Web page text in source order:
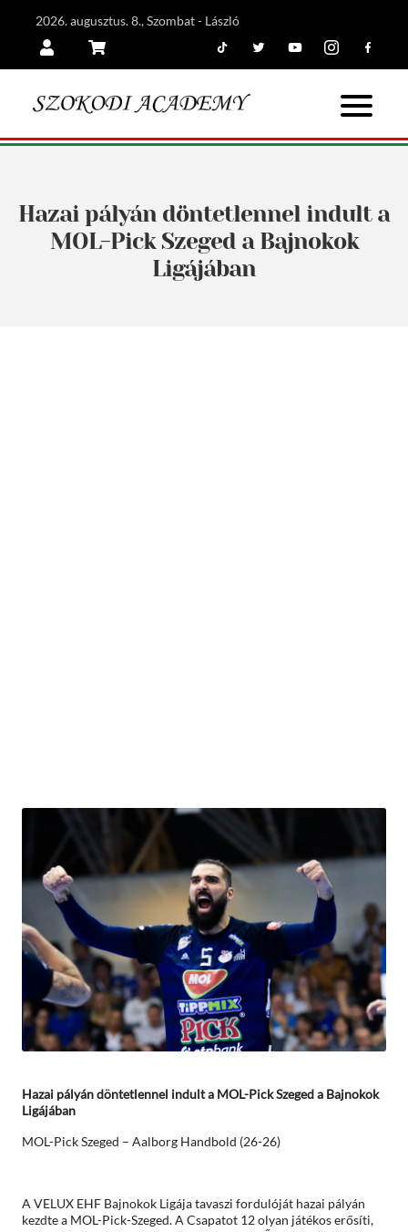
2026. augusztus. 8., Szombat - László
Hazai pályán döntetlennel indult a
MOL-Pick Szeged a Bajnokok
Ligájában
Hazai pályán döntetlennel indult a MOL-Pick Szeged a Bajnokok
Ligájában
MOL-Pick Szeged – Aalborg Handbold (26-26)
A VELUX EHF Bajnokok Ligája tavaszi fordulóját hazai pályán
kezdte a MOL-Pick-Szeged. A Csapatot 12 olyan játékos erősíti,